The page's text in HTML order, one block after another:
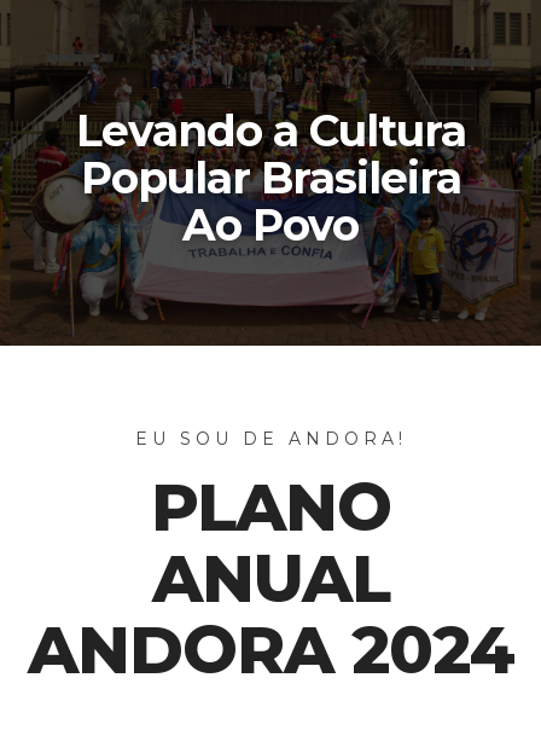
Levando a Cultura
Popular Brasileira
Ao Povo
EU SOU DE ANDORA!
PLANO
ANUAL
ANDORA 2024